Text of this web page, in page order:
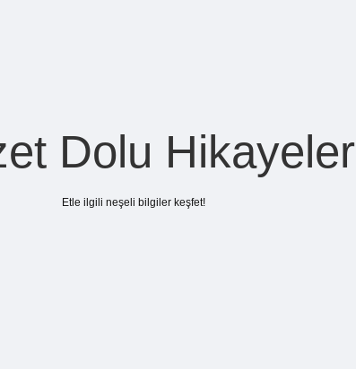
Dolu Hikayeler
Etle ilgili neşeli bilgiler keşfet!